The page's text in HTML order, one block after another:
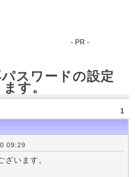
- PR -
スワードの設定
す。
1
09:29
ざいます。